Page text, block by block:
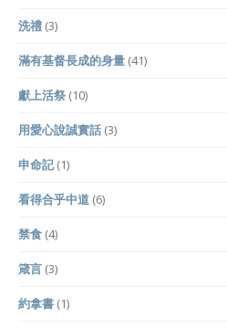
洗禮 (3)
滿有基督長成的身量 (41)
獻上活祭 (10)
用愛心說誠實話 (3)
申命記(1)
看得合乎中道 (6)
禁食 (4)
箴言 (3)
約拿書 (1)